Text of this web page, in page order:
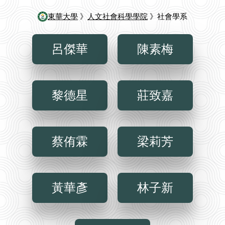
東華大學 》 人文社會科學學院 》社會學系
呂傑華 陳素梅
黎德星 莊致嘉
蔡侑霖 梁莉芳
黃華彥 林子新